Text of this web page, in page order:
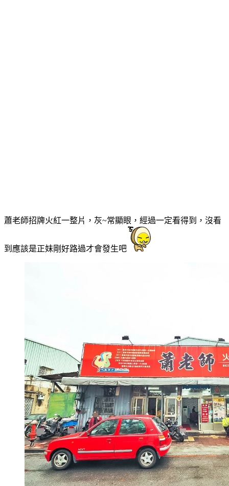
蕭老師招牌火紅一整片，灰~常顯眼，經過一定看得到，沒看
到應該是正妹剛好路過才會發生吧